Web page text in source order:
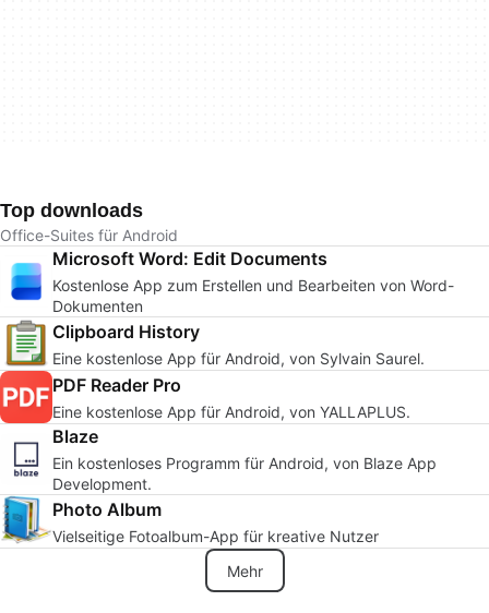
Top downloads
Office-Suites für Android
Microsoft Word: Edit Documents
Kostenlose App zum Erstellen und Bearbeiten von Word-
Dokumenten
Clipboard History
Eine kostenlose App für Android, von Sylvain Saurel.
PDF Reader Pro
Eine kostenlose App für Android, von YALLAPLUS.
Blaze
Ein kostenloses Programm für Android, von Blaze App
Development.
Photo Album
Vielseitige Fotoalbum-App für kreative Nutzer
Mehr